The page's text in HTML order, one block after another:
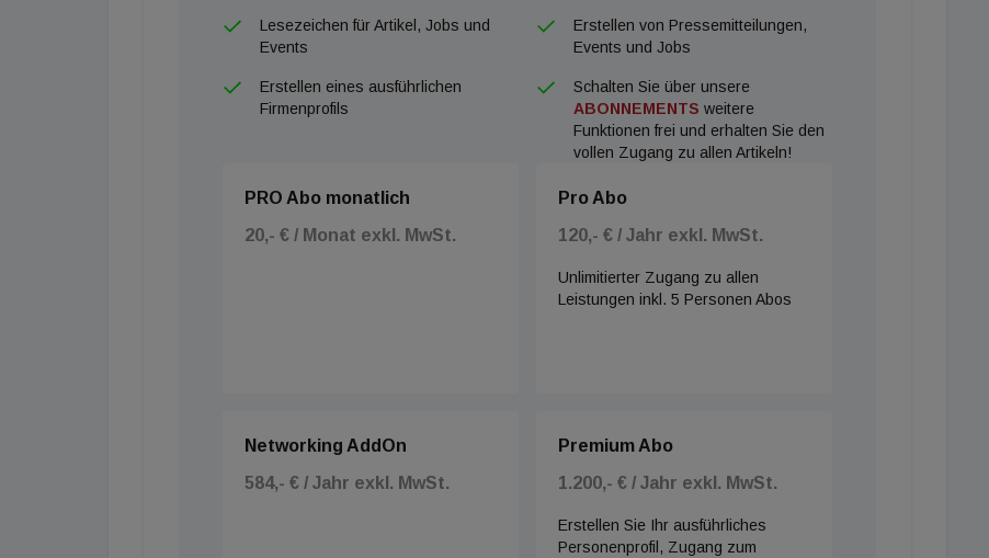
Lesezeichen für Artikel, Jobs und
Events
Erstellen von Pressemitteilungen,
Events und Jobs
Erstellen eines ausführlichen
Firmenprofils
Schalten Sie über unsere
ABONNEMENTS weitere
Funktionen frei und erhalten Sie den
vollen Zugang zu allen Artikeln!
PRO Abo monatlich
20,- € / Monat exkl. MwSt.
Pro Abo
120,- € / Jahr exkl. MwSt.
Unlimitierter Zugang zu allen
Leistungen inkl. 5 Personen Abos
Networking AddOn
584,- € / Jahr exkl. MwSt.
Premium Abo
1.200,- € / Jahr exkl. MwSt.
Erstellen Sie Ihr ausführliches
Personenprofil, Zugang zum